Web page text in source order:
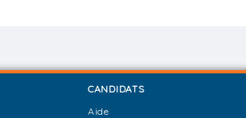
CANDIDATS
Aide